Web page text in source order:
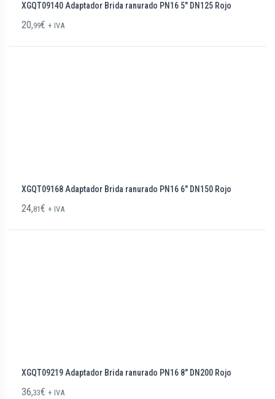
XGQT09140 Adaptador Brida ranurado PN16 5″ DN125 Rojo
20,99€ + IVA
XGQT09168 Adaptador Brida ranurado PN16 6″ DN150 Rojo
24,81€ + IVA
XGQT09219 Adaptador Brida ranurado PN16 8″ DN200 Rojo
36,33€ + IVA